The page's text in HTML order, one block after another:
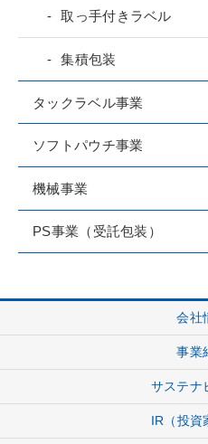
取っ手付きラベル
集積包装
タックラベル事業
ソフトパウチ事業
機械事業
PS事業（受託包装）
会社
事業
サステナ
IR（投資